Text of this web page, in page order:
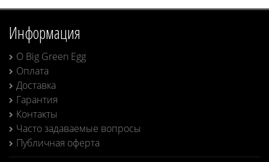
Информация
О Big Green Egg
Оплата
Доставка
Гарантия
Контакты
Часто задаваемые вопросы
Публичная оферта